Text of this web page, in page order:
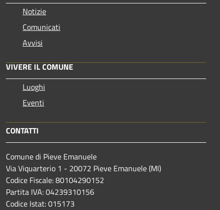
Notizie
Comunicati
Avvisi
VIVERE IL COMUNE
Luoghi
Eventi
CONTATTI
Comune di Pieve Emanuele
Via Viquarterio 1 - 20072 Pieve Emanuele (MI)
Codice Fiscale: 80104290152
Partita IVA: 04239310156
Codice Istat: 015173